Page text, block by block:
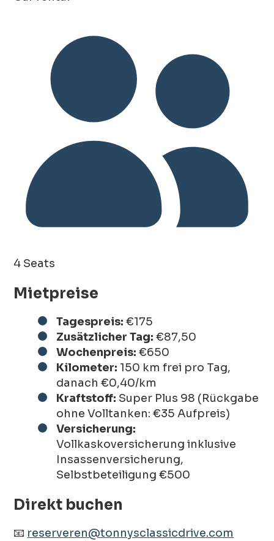
4 Seats
Mietpreise
Tagespreis: €175
Zusätzlicher Tag: €87,50
Wochenpreis: €650
Kilometer: 150 km frei pro Tag,
danach €0,40/km
Kraftstoff: Super Plus 98 (Rückgabe
ohne Volltanken: €35 Aufpreis)
Versicherung:
Vollkaskoversicherung inklusive
Insassenversicherung,
Selbstbeteiligung €500
Direkt buchen
📧 reserveren@tonnysclassicdrive.com